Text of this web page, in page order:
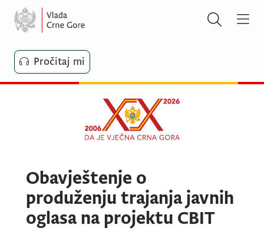
Pročitaj mi
Obavještenje o
produženju trajanja javnih
oglasa na projektu CBIT